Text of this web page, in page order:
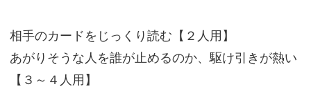
相手のカードをじっくり読む【２人用】
あがりそうな人を誰が止めるのか、駆け引きが熱い
【３～４人用】